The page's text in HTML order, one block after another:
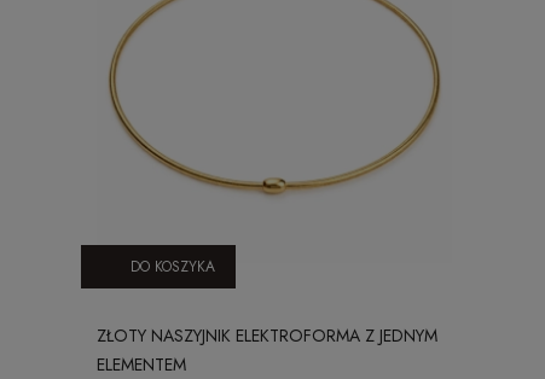
ZŁOTY NASZYJNIK ELEKTROFORMA Z JEDNYM
ELEMENTEM
DO KOSZYKA